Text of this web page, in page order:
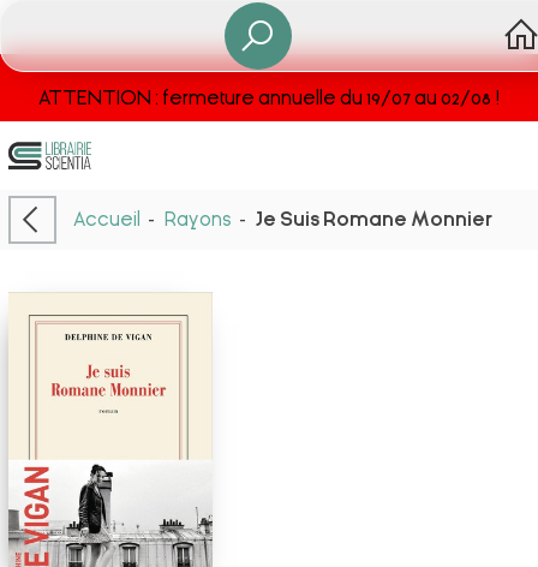
ATTENTION : fermeture annuelle du 19/07 au 02/08 !
Accueil - Rayons - Je Suis Romane Monnier